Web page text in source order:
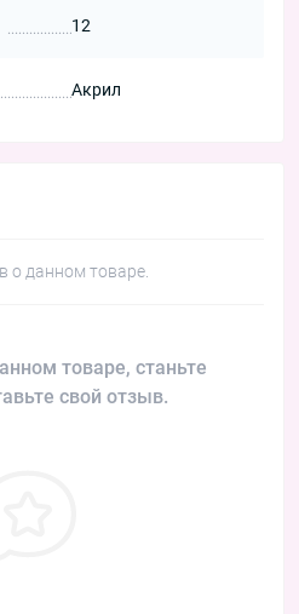
12
Акрил
о данном товаре.
товаре, станьте
свой отзыв.